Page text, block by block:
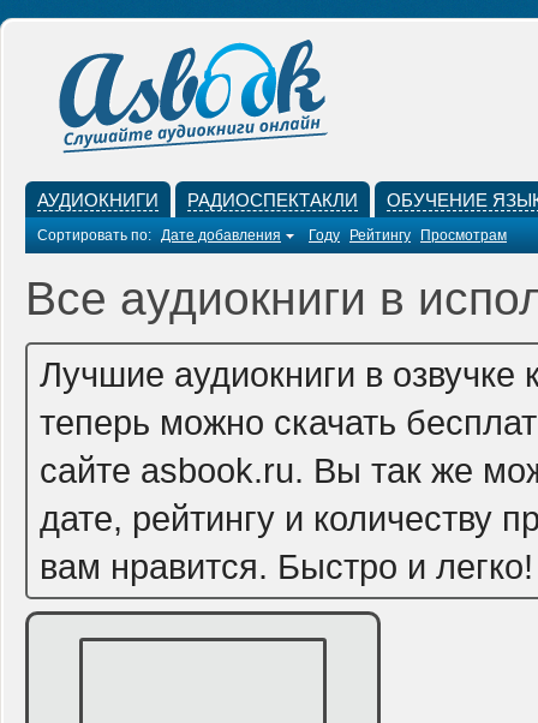
АУДИОКНИГИ РАДИОСПЕКТАКЛИ ОБУЧЕНИЕ
Сортировать по: Дате добавления Году Рейтингу Просмотрам
Все аудиокниги в
Лучшие аудиокниги в
теперь можно скачать
сайте asbook.ru. Вы так же
дате, рейтингу и количеству
вам нравится. Быстро и легко!